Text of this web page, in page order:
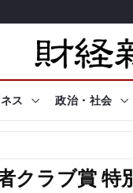
ス 政治・社会
クラブ賞 特